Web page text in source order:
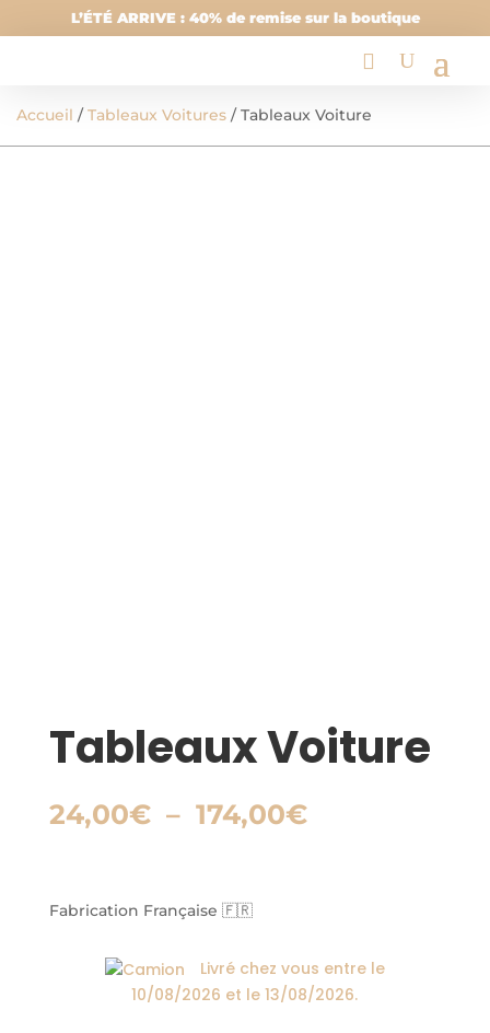
L’ÉTÉ ARRIVE : 40% de remise sur la boutique
Accueil /Tableaux Voitures / Tableaux Voiture
Tableaux Voiture
24,00€ – 174,00€Plage
Fabrication Française 🇫🇷
Livré chez vous entre le
10/08/2026 et le13/08/2026.